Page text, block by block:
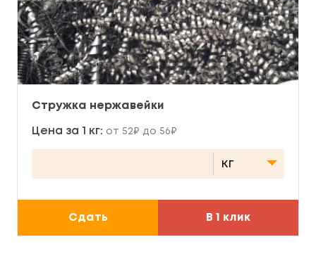
Стружка нержавейки
Цена за 1 кг: от 52₽ до 56₽
Сдать В 1 клик